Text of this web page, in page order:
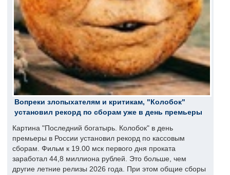
Вопреки злопыхателям и критикам, "Колобок"
установил рекорд по сборам уже в день премьеры
Картина "Последний богатырь. Колобок" в день
премьеры в России установил рекорд по кассовым
сборам. Фильм к 19.00 мск первого дня проката
заработал 44,8 миллиона рублей. Это больше, чем
другие летние релизы 2026 года. При этом общие сборы